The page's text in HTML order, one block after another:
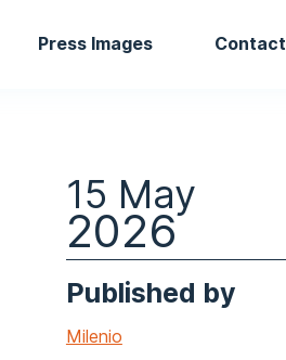
Press Images Contact
15 May
2026
Published by
Milenio